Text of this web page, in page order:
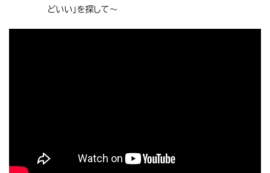
どいい」を探して～